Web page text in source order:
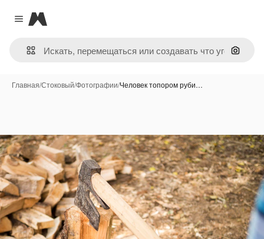
Close menu
Magnific
Поиск
Главная/Стоковый/Фотографии/Человек топором руби…